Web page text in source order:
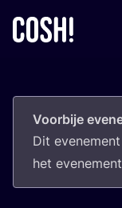
Voorbije
Dit
het